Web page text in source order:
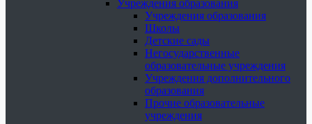
Учреждения образования
Учреждения образования
Школы
Детские сады
Негосударственные
образовательные учреждения
Учреждения дополнительного
образования
Прочие образовательные
учреждения